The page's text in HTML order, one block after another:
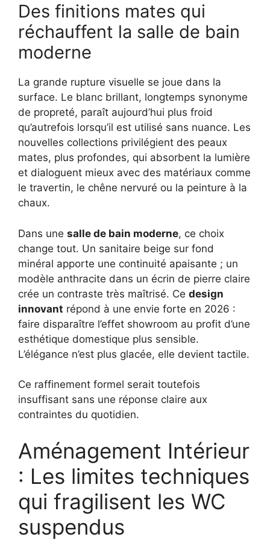
Des finitions mates qui
réchauffent la salle de bain
moderne
La grande rupture visuelle se joue dans la
surface. Le blanc brillant, longtemps synonyme
de propreté, paraît aujourd’hui plus froid
qu’autrefois lorsqu’il est utilisé sans nuance. Les
nouvelles collections privilégient des peaux
mates, plus profondes, qui absorbent la lumière
et dialoguent mieux avec des matériaux comme
le travertin, le chêne nervuré ou la peinture à la
chaux.
Dans une salle de bain moderne, ce choix
change tout. Un sanitaire beige sur fond
minéral apporte une continuité apaisante ; un
modèle anthracite dans un écrin de pierre claire
crée un contraste très maîtrisé. Ce design
innovant répond à une envie forte en 2026 :
faire disparaître l’effet showroom au profit d’une
esthétique domestique plus sensible.
L’élégance n’est plus glacée, elle devient tactile.
Ce raffinement formel serait toutefois
insuffisant sans une réponse claire aux
contraintes du quotidien.
Aménagement Intérieur
: Les limites techniques
qui fragilisent les WC
suspendus